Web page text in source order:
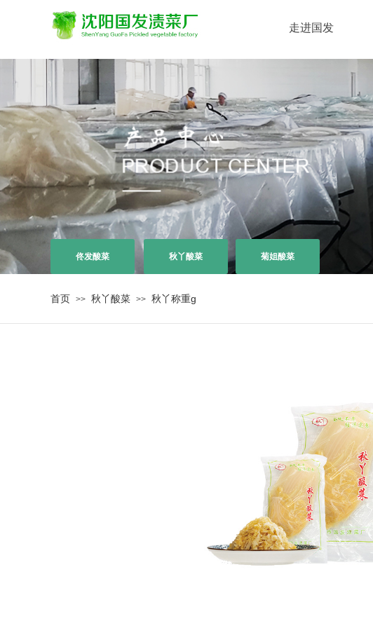
走进国发
佟发酸菜 菊姐酸菜
秋丫酸菜
首页 >> 秋丫酸菜 >> 秋丫称重g